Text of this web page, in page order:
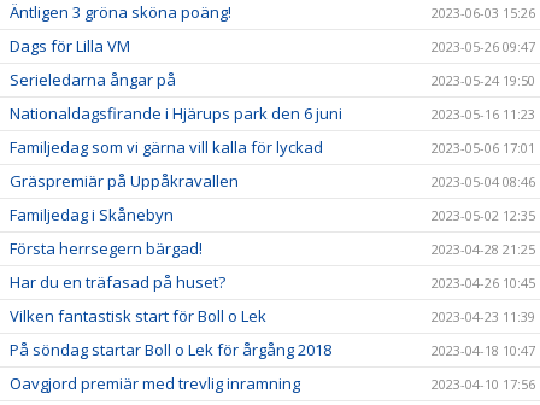
Äntligen 3 gröna sköna poäng! 2023-06-03 15:26
Dags för Lilla VM 2023-05-26 09:47
Serieledarna ångar på 2023-05-24 19:50
Nationaldagsfirande i Hjärups park den 6 juni 2023-05-16 11:23
Familjedag som vi gärna vill kalla för lyckad 2023-05-06 17:01
Gräspremiär på Uppåkravallen 2023-05-04 08:46
Familjedag i Skånebyn 2023-05-02 12:35
Första herrsegern bärgad! 2023-04-28 21:25
Har du en träfasad på huset? 2023-04-26 10:45
Vilken fantastisk start för Boll o Lek 2023-04-23 11:39
På söndag startar Boll o Lek för årgång 2018 2023-04-18 10:47
Oavgjord premiär med trevlig inramning 2023-04-10 17:56